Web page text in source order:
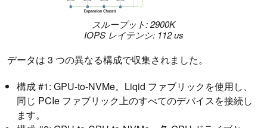
スループット: 2900K
IOPS レイテンシ: 112 us
データは 3 つの異なる構成で収集されました。
構成 #1: GPU-to-NVMe。Liqid ファブリックを使用し、
同じ PCIe ファブリック上のすべてのデバイスを接続し
ます。